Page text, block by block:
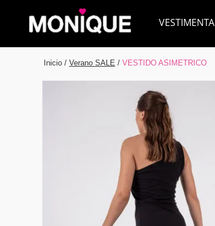
VESTIMENTA
Inicio / Verano SALE / VESTIDO ASIMETRICO